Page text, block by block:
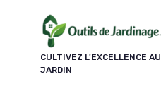
CULTIVEZ L'EXCELLENCE AU
JARDIN